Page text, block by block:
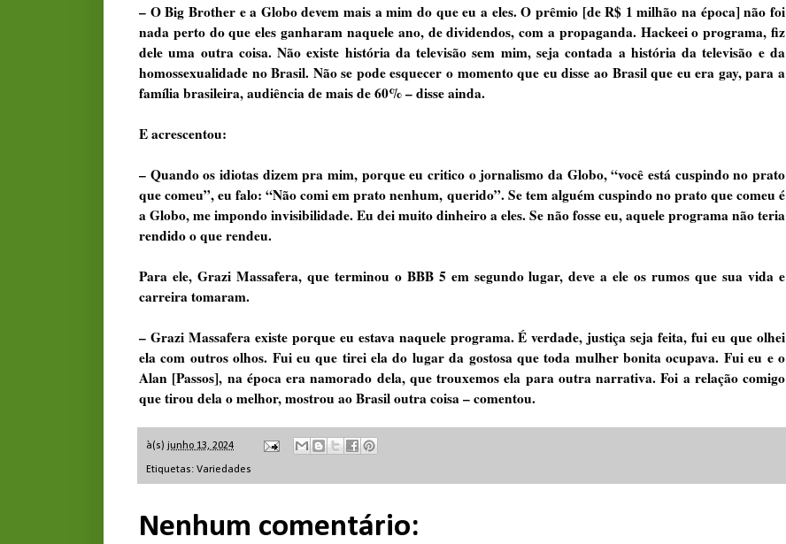
– O Big Brother e a Globo devem mais a mim do que eu a eles. O prêmio [de R$ 1 milhão na época] não foi
nada perto do que eles ganharam naquele ano, de dividendos, com a propaganda. Hackeei o programa, fiz
dele uma outra coisa. Não existe história da televisão sem mim, seja contada a história da televisão e da
homossexualidade no Brasil. Não se pode esquecer o momento que eu disse ao Brasil que eu era gay, para a
família brasileira, audiência de mais de 60% – disse ainda.
E acrescentou:
– Quando os idiotas dizem pra mim, porque eu critico o jornalismo da Globo, “você está cuspindo no prato
que comeu”, eu falo: “Não comi em prato nenhum, querido”. Se tem alguém cuspindo no prato que comeu é
a Globo, me impondo invisibilidade. Eu dei muito dinheiro a eles. Se não fosse eu, aquele programa não teria
rendido o que rendeu.
Para ele, Grazi Massafera, que terminou o BBB 5 em segundo lugar, deve a ele os rumos que sua vida e
carreira tomaram.
– Grazi Massafera existe porque eu estava naquele programa. É verdade, justiça seja feita, fui eu que olhei
ela com outros olhos. Fui eu que tirei ela do lugar da gostosa que toda mulher bonita ocupava. Fui eu e o
Alan [Passos], na época era namorado dela, que trouxemos ela para outra narrativa. Foi a relação comigo
que tirou dela o melhor, mostrou ao Brasil outra coisa – comentou.
à(s) junho 13, 2024
Etiquetas: Variedades
Nenhum comentário: